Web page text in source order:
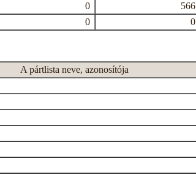
0 566
0 0
A pártlista neve, azonosítója